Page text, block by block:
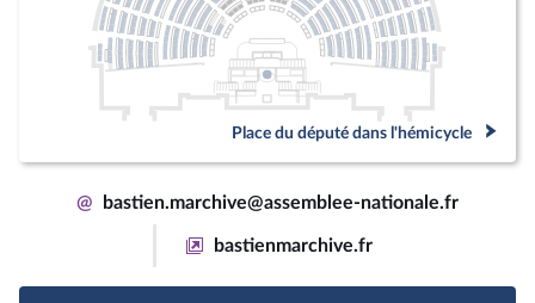
Place du député dans l'hémicycle
@ bastien.marchive@assemblee-nationale.fr
bastienmarchive.fr